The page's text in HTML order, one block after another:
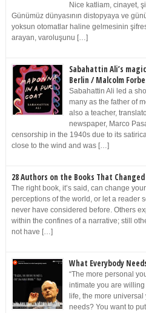
Nice katliam, cinayet,
Günümüz dünyasının distopyaya ve
yoksun otomatlar haline gelmesinin
arayan, varoluşunu […]
Sabahattin Ali’s
Berlin / Malcolm
Sabahattin Ali led a
many as the father of
also a teacher,
newspaper, Marco
censorship in the 1940s due to its
close to the wind and was […]
28 Authors on the Books That
The right book, it’s said, can change
perceptions of the world, or let a reader
never have considered before. Others
within the confines of a narrative; still
not have […]
What Everybody
“The more personal
intimate you are
life, the more
needs? You want to